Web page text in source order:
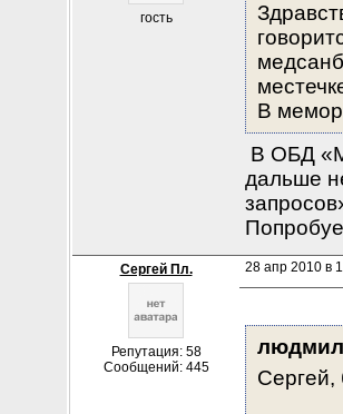
гость
В
В ОБД
дальше
Сергей Пл.
Репутация: 58
Сообщений: 445
28 апр 2010 в